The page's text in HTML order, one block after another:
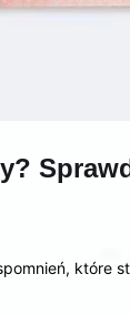
które